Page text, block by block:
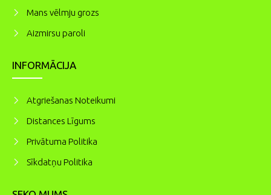
Mans vēlmju grozs
Aizmirsu paroli
INFORMĀCIJA
Atgriešanas Noteikumi
Distances Līgums
Privātuma Politika
Sīkdatņu Politika